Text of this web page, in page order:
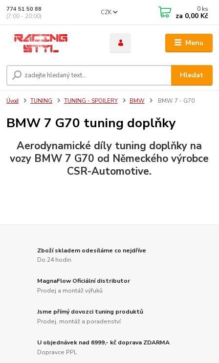
Menu
CZK
Hledat
774 51 50 88
(7:00 - 20:00)
0 ks
za 0,00 Kč
Úvod TUNING TUNING - SPOILERY BMW BMW 7 - G70
BMW 7 G70 tuning doplňky
Aerodynamické díly tuning doplňky na
vozy BMW 7 G70 od Německého výrobce
CSR-Automotive.
Zboží skladem odesíláme co nejdříve
Do 24 hodin
MagnaFlow Oficiální distributor
Prodej a montáž výfuků
Jsme přímý dovozci tuning produktů
Prodej, montáž a poradenství
U objednávek nad 6999,- kč doprava ZDARMA
Dopravce PPL